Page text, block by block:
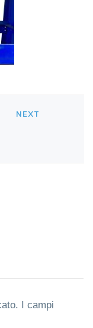
NEXT
I campi